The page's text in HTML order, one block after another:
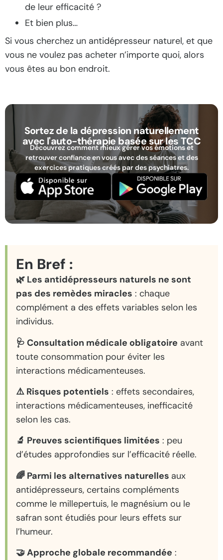
de leur efficacité ?
Et bien plus…
Si vous cherchez un antidépresseur naturel, et que
vous ne voulez pas acheter n’importe quoi, alors
vous êtes au bon endroit.
Sortez de la dépression naturellement
avec l'auto-thérapie basée sur les TCC
Découvrez comment mieux gérer vos émotions et
retrouver confiance en vous avec des séances et des
exercices pratiques créés par des psychiatres.
En Bref :
🌿 Les antidépresseurs naturels ne sont
pas des remèdes miracles : chaque
complément a des effets variables selon les
individus.
🩺 Consultation médicale obligatoire avant
toute consommation pour éviter les
interactions médicamenteuses.
⚠️ Risques potentiels : effets secondaires,
interactions médicamenteuses, inefficacité
selon les cas.
🔬 Preuves scientifiques limitées : peu
d’études approfondies sur l’efficacité réelle.
🌈 Parmi les alternatives naturelles aux
antidépresseurs, certains compléments
comme le millepertuis, le magnésium ou le
safran sont étudiés pour leurs effets sur
l’humeur.
🤝 Approche globale recommandée :